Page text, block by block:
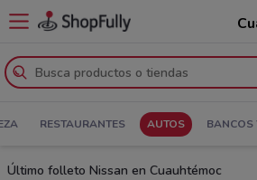
RESTAURANTES AUTOS BANCOS
Último folleto Nissan en Cuauhtémoc